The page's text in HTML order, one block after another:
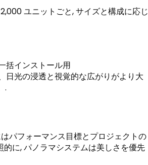
ユニットごと, サイズと構成に応じ
括インストール用
日光の浸透と視覚的な広がりがより大
.
パフォーマンス目標とプロジェクトの
に, パノラマシステムは美しさを優先